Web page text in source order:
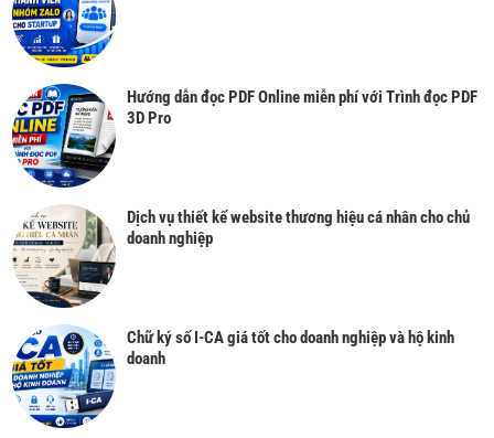
Hướng dẫn đọc PDF Online miễn phí với Trình đọc PDF
3D Pro
Dịch vụ thiết kế website thương hiệu cá nhân cho chủ
doanh nghiệp
Chữ ký số I-CA giá tốt cho doanh nghiệp và hộ kinh
doanh